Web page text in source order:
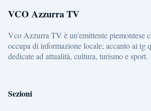
VCO Azzurra TV
Vco Azzurra TV è un'emittente piemontese
occupa di informazione locale; accanto ai tg
dedicate ad attualità, cultura, turismo e sport.
Sezioni